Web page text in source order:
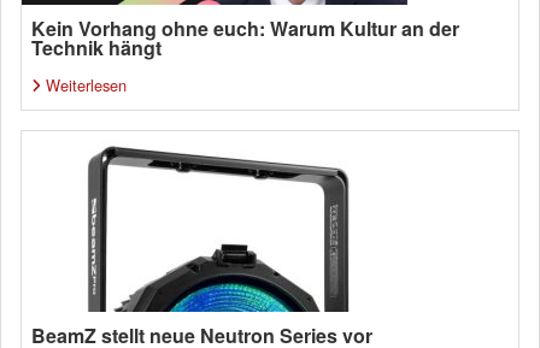
Kein Vorhang ohne euch: Warum Kultur an der
Technik hängt
Weiterlesen
BeamZ stellt neue Neutron Series vor